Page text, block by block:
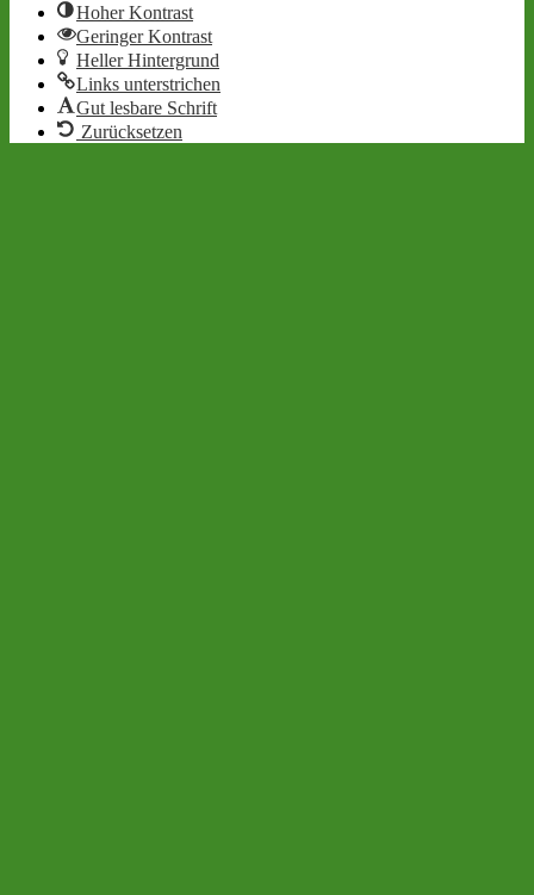
Hoher Kontrast
Geringer Kontrast
Heller Hintergrund
Links unterstrichen
Gut lesbare Schrift
Zurücksetzen